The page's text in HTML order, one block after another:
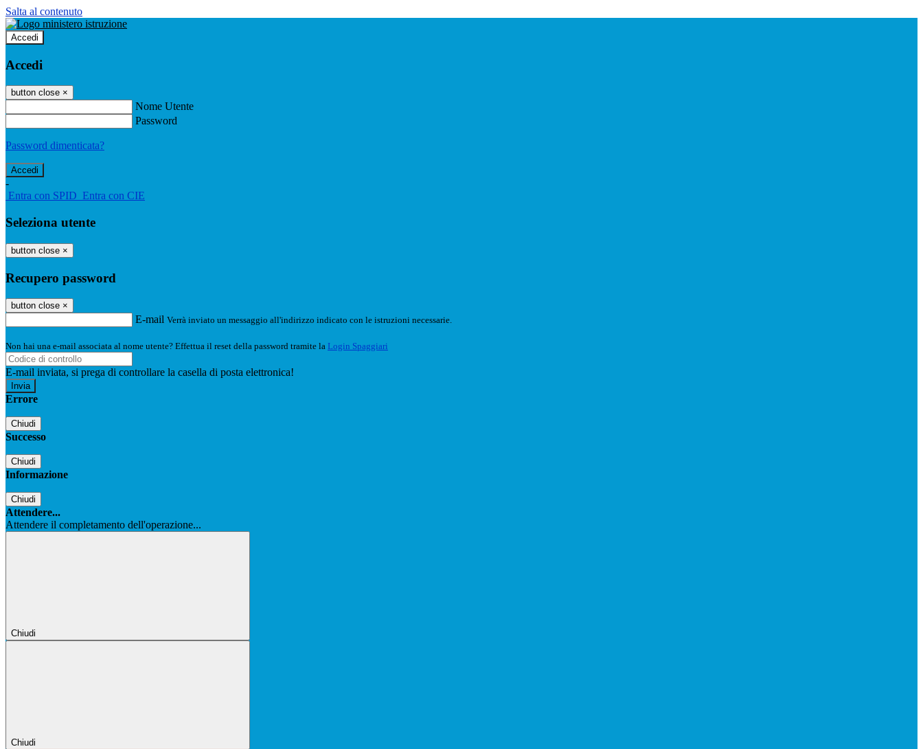
Salta al contenuto
Accedi
Accedi
button close ×
Nome Utente
Password
Password dimenticata?
-
Entra con SPID Entra con CIE
Seleziona utente
button close ×
Recupero password
button close ×
E-mail Verrà inviato un messaggio all'indirizzo indicato con le istruzioni necessarie.
Non hai una e-mail associata al nome utente? Effettua il reset della password tramite la Login Spaggiari
E-mail inviata, si prega di controllare la casella di posta elettronica!
Errore
Chiudi
Successo
Chiudi
Informazione
Chiudi
Attendere...
Attendere il completamento dell'operazione...
Chiudi
Chiudi